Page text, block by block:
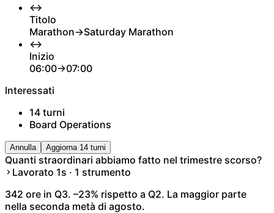
↔
Titolo
Marathon→Saturday Marathon
↔
Inizio
06:00→07:00
Interessati
14 turni
Board Operations
Annulla Aggiorna 14 turni
Quanti straordinari abbiamo fatto nel trimestre scorso?
Lavorato 1s · 1 strumento
342 ore in Q3. –23% rispetto a Q2. La maggior parte
nella seconda metà di agosto.